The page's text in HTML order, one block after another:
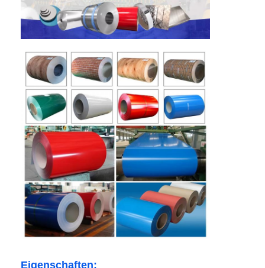
Zu Hause
Produkte
Über uns
Werksbesichtigung
Qualitätskontrolle
Kontakt
Eigenschaften: